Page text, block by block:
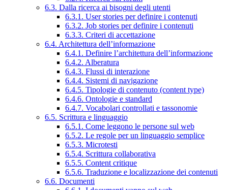
6.3. Dalla ricerca ai bisogni degli utenti
6.3.1. User stories per definire i contenuti
6.3.2. Job stories per definire i contenuti
6.3.3. Criteri di accettazione
6.4. Architettura dell’informazione
6.4.1. Definire l’architettura dell’informazione
6.4.2. Alberatura
6.4.3. Flussi di interazione
6.4.4. Sistemi di navigazione
6.4.5. Tipologie di contenuto (content type)
6.4.6. Ontologie e standard
6.4.7. Vocabolari controllati e tassonomie
6.5. Scrittura e linguaggio
6.5.1. Come leggono le persone sul web
6.5.2. Le regole per un linguaggio semplice
6.5.3. Microtesti
6.5.4. Scrittura collaborativa
6.5.5. Content critique
6.5.6. Traduzione e localizzazione dei contenuti
6.6. Documenti